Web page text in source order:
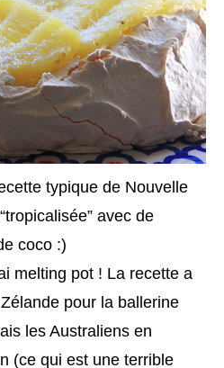
typique de Nouvelle
avec de
coco :)
melting pot ! La recette a
pour la ballerine
les Australiens en
(ce qui est une terrible